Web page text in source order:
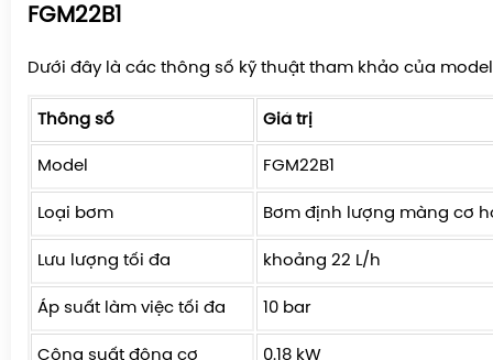
FGM22B1
Dưới đây là các thông số kỹ thuật tham khảo của model
Thông số Giá trị
Model FGM22B1
Loại bơm Bơm định lượng màng cơ
Lưu lượng tối đa khoảng 22 L/h
Áp suất làm việc tối đa 10 bar
Công suất động cơ 0.18 kW